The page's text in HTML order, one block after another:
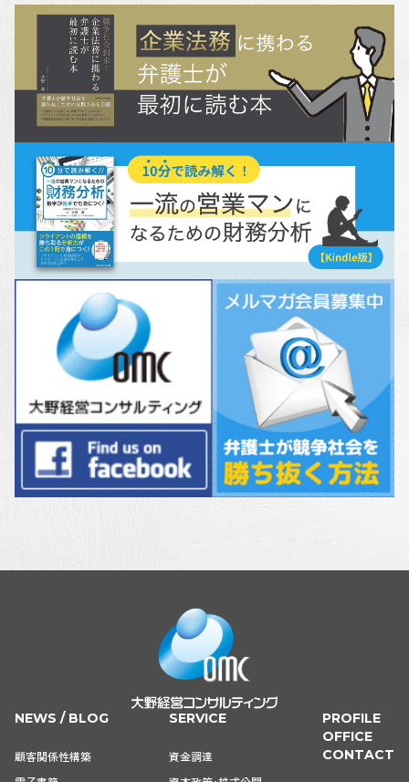
NEWS / BLOG
顧客関係性構築
SERVICE
資金調達
PROFILE
OFFICE
CONTACT